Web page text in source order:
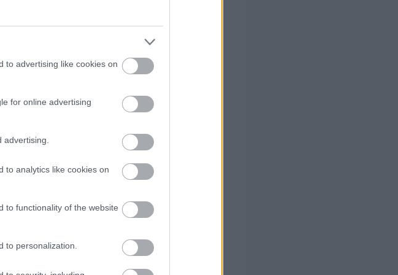
to advertising like cookies on
for online advertising
to analytics like cookies on
to functionality of the website
to personalization.
IRIS στα 1.000 ευρώ και